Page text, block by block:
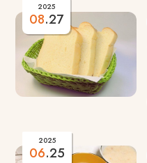
2025
08.27
2025
06.25